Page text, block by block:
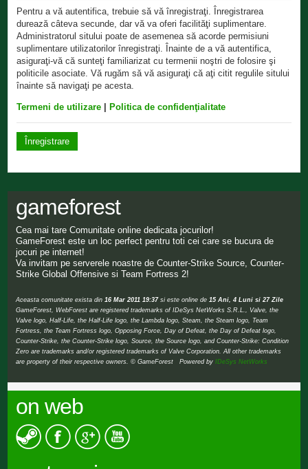
Pentru a vă autentifica, trebuie să vă înregistraţi. Înregistrarea
durează câteva secunde, dar vă va oferi facilităţi suplimentare.
Administratorul sitului poate de asemenea să acorde permisiuni
suplimentare utilizatorilor înregistraţi. Înainte de a vă autentifica,
asiguraţi-vă că sunteţi familiarizat cu termenii noştri de folosire şi
politicile asociate. Vă rugăm să vă asiguraţi că aţi citit regulile sitului
înainte să navigaţi pe acesta.
Termeni de utilizare Politica de confidenţialitate
Înregistrare
gameforest
Cea mai tare Comunitate online dedicata jocurilor!
GameForest este un loc perfect pentru toti cei care se bucura de
jocuri pe internet!
Va invitam pe serverele noastre de Counter-Strike Source, Counter-
Strike Global Offensive si Team Fortress 2!
Aceasta comunitate exista din 16 Mar 2011 19:37si este online de 15 Ani, 4 Luni si 27 Zile
GameForest, WebForest are registered trademarks of IDeSys NetWorks S.R.L., Valve, the
Valve logo, Half-Life, the Half-Life logo, the Lambda logo, Steam, the Steam logo, Team
Fortress, the Team Fortress logo, Opposing Force, Day of Defeat, the Day of Defeat logo,
Counter-Strike, the Counter-Strike logo, Source, the Source logo, and Counter-Strike: Condition
Zero are trademarks and/or registered trademarks of Valve Corporation. All other trademarks
are property of their respective owners. © GameForest Powered byIDeSys NetWorks
on web